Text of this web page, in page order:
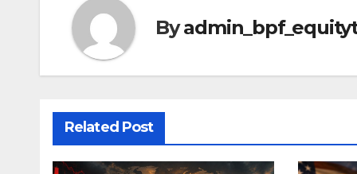
By
Related Post